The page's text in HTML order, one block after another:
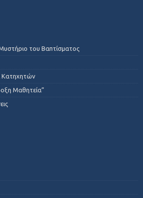
του Βαπτίσματος
Κατηχητών
Μαθητεία”